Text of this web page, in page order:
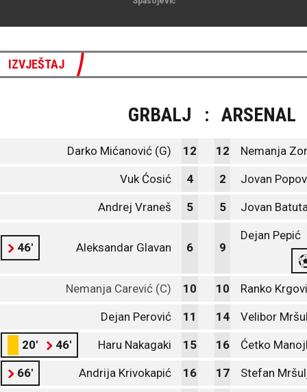
IZVJEŠTAJ
GRBALJ : ARSENAL
Darko Mićanović (G) 12 12 Nemanja
Vuk Ćosić 4 2 Jovan
Andrej Vraneš 5 5 Jovan
46' Aleksandar Glavan 6 9
Dejan Pepić
Nemanja Carević (C) 10 10 Ranko
Dejan Perović 11 14 Velibor
20' 46' Haru Nakagaki 15 16 Ćetko
66' Andrija Krivokapić 16 17 Stefan